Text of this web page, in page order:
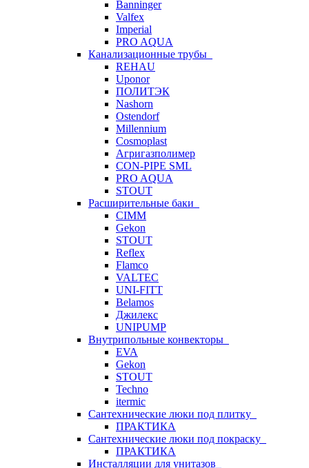
Banninger
Valfex
Imperial
PRO AQUA
Канализационные трубы
REHAU
Uponor
ПОЛИТЭК
Nashorn
Ostendorf
Millennium
Cosmoplast
Агригазполимер
CON-PIPE SML
PRO AQUA
STOUT
Расширительные баки
CIMM
Gekon
STOUT
Reflex
Flamco
VALTEC
UNI-FITT
Belamos
Джилекс
UNIPUMP
Внутрипольные конвекторы
EVA
Gekon
STOUT
Techno
itermic
Сантехнические люки под плитку
ПРАКТИКА
Сантехнические люки под покраску
ПРАКТИКА
Инсталляции для унитазов